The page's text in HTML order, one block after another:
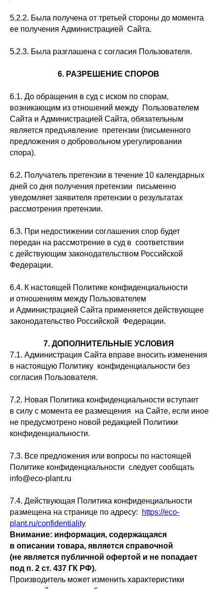
5.2.2. Была получена от третьей стороны до момента
ее получения Администрацией Сайта.
5.2.3. Была разглашена с согласия Пользователя.
6. РАЗРЕШЕНИЕ СПОРОВ
6.1. До обращения в суд с иском по спорам,
возникающим из отношений между Пользователем
Сайта и Администрацией Сайта, обязательным
является предъявление претензии (письменного
предложения о добровольном урегулировании
спора).
6.2. Получатель претензии в течение 10 календарных
дней со дня получения претензии письменно
уведомляет заявителя претензии о результатах
рассмотрения претензии.
6.3. При недостижении соглашения спор будет
передан на рассмотрение в суд в соответствии
с действующим законодательством Российской
Федерации.
6.4. К настоящей Политике конфиденциальности
и отношениям между Пользователем
и Администрацией Сайта применяется действующее
законодательство Российской Федерации.
7. ДОПОЛНИТЕЛЬНЫЕ УСЛОВИЯ
7.1. Администрация Сайта вправе вносить изменения
в настоящую Политику конфиденциальности без
согласия Пользователя.
7.2. Новая Политика конфиденциальности вступает
в силу с момента ее размещения на Сайте, если иное
не предусмотрено новой редакцией Политики
конфиденциальности.
7.3. Все предложения или вопросы по настоящей
Политике конфиденциальности следует сообщать
info@eco-plant.ru
7.4. Действующая Политика конфиденциальности
размещена на странице по адресу:
https://eco-
plant.ru/confidentiality
Внимание: информация, содержащаяся
в описании товара, является справочной
(не является публичной офертой и не попадает
под п. 2 ст. 437 ГК РФ).
Производитель может изменить характеристики